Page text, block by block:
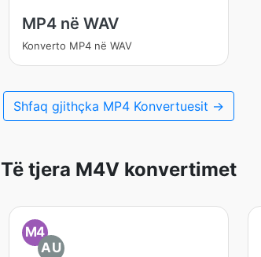
MP4 në WAV
Konverto MP4 në WAV
Shfaq gjithçka MP4 Konvertuesit →
Të tjera M4V konvertimet
M4
AU